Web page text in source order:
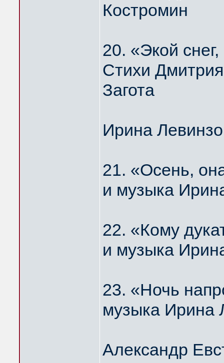
Костромин
20. «Экой
Стихи
Загота
Ирина
21. «Осень,
и музыка
22. «Кому
и музыка
23. «Ночь
музыка Ирина
Александр